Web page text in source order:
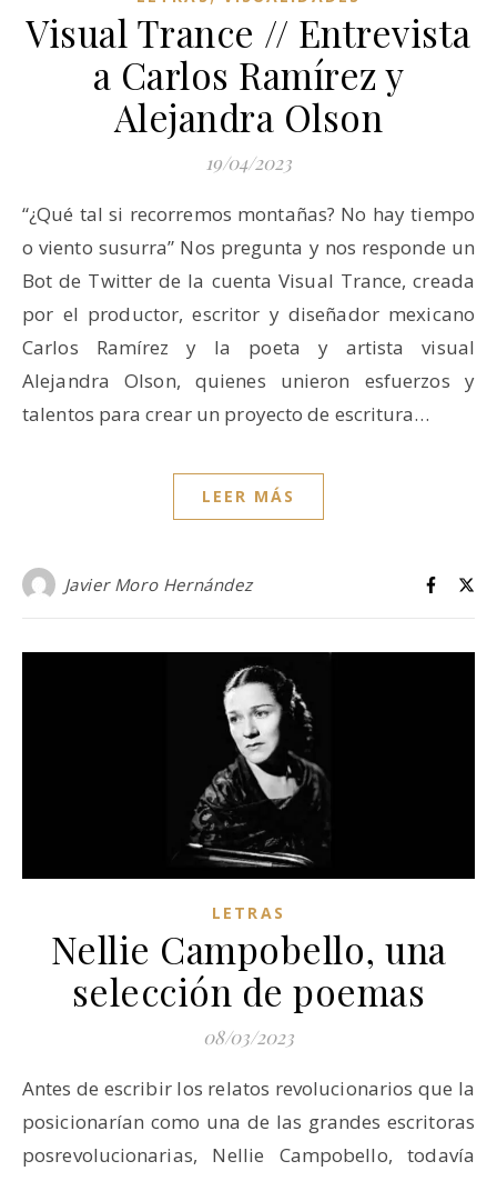
Visual Trance // Entrevista
a Carlos Ramírez y
Alejandra Olson
19/04/2023
“¿Qué tal si recorremos montañas? No hay tiempo
o viento susurra” Nos pregunta y nos responde un
Bot de Twitter de la cuenta Visual Trance, creada
por el productor, escritor y diseñador mexicano
Carlos Ramírez y la poeta y artista visual
Alejandra Olson, quienes unieron esfuerzos y
talentos para crear un proyecto de escritura…
LEER MÁS
Javier Moro Hernández
LETRAS
Nellie Campobello, una
selección de poemas
08/03/2023
Antes de escribir los relatos revolucionarios que la
posicionarían como una de las grandes escritoras
posrevolucionarias, Nellie Campobello, todavía